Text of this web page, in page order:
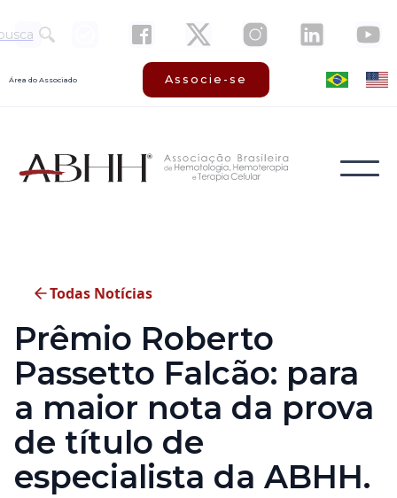
Área do Associado Associe-se
Todas Notícias
Prêmio Roberto
Passetto Falcão: para
a maior nota da prova
de título de
especialista da ABHH.